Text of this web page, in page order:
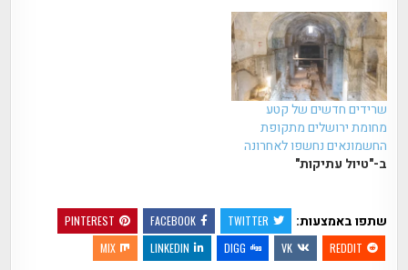
שרידים חדשים של קטע
מחומת ירושלים מתקופת
החשמונאים נחשפו לאחרונה
ב-"טיול עתיקות"
שתפו באמצעות: TWITTER
FACEBOOK
PINTEREST
REDDIT
VK
DIGG
LINKEDIN
MIX